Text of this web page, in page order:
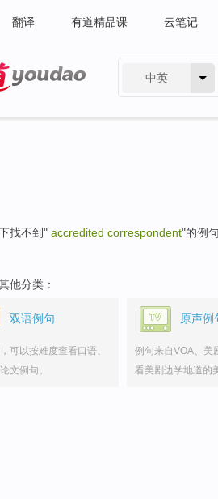
翻译 有道精品课 云笔记
中英
找不到" accredited correspondent"的例
他分类：
双语例句
可以按难度查看口语、
文例句。
原声例
例句来自VOA、美
看美剧边学地道的